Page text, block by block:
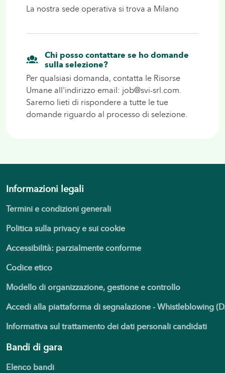
La nostra sede operativa si trova a Milano
Chi posso contattare se ho domande
sulla selezione?
Per qualsiasi domanda, contatta le Risorse
Umane all'indirizzo email: job@svi-srl.com.
Saremo lieti di rispondere a tutte le tue
domande riguardo al processo di selezione.
Informazioni legali
Termini e condizioni generali
Politica sulla privacy e sui cookie
Accessibilità: parzialmente conforme
Codice etico
Modello di organizzazione, gestione e controllo
Accedi alla piattaforma di segnalazione - Whistleblowing
Informativa sul trattamento dei dati personali candidati
Bandi di gara
Elenco bandi